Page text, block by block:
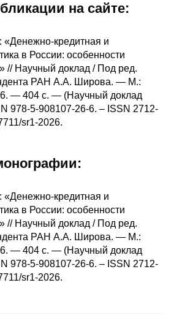
коррупции
прогнозирования
на сайте:
«Денежно-кредитная и
в России: особенности
// Научный доклад / Под ред.
РАН А.А. Широва. — М.:
— 404 с. — (Научный доклад
978-5-908107-26-6. – ISSN 2712-
sr1-2026.
«Денежно-кредитная и
в России: особенности
// Научный доклад / Под ред.
РАН А.А. Широва. — М.:
— 404 с. — (Научный доклад
978-5-908107-26-6. – ISSN 2712-
sr1-2026.